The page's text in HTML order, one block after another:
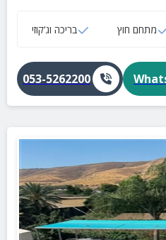
מתחם חוץ בריכה וג‘קוזי
053-5262200